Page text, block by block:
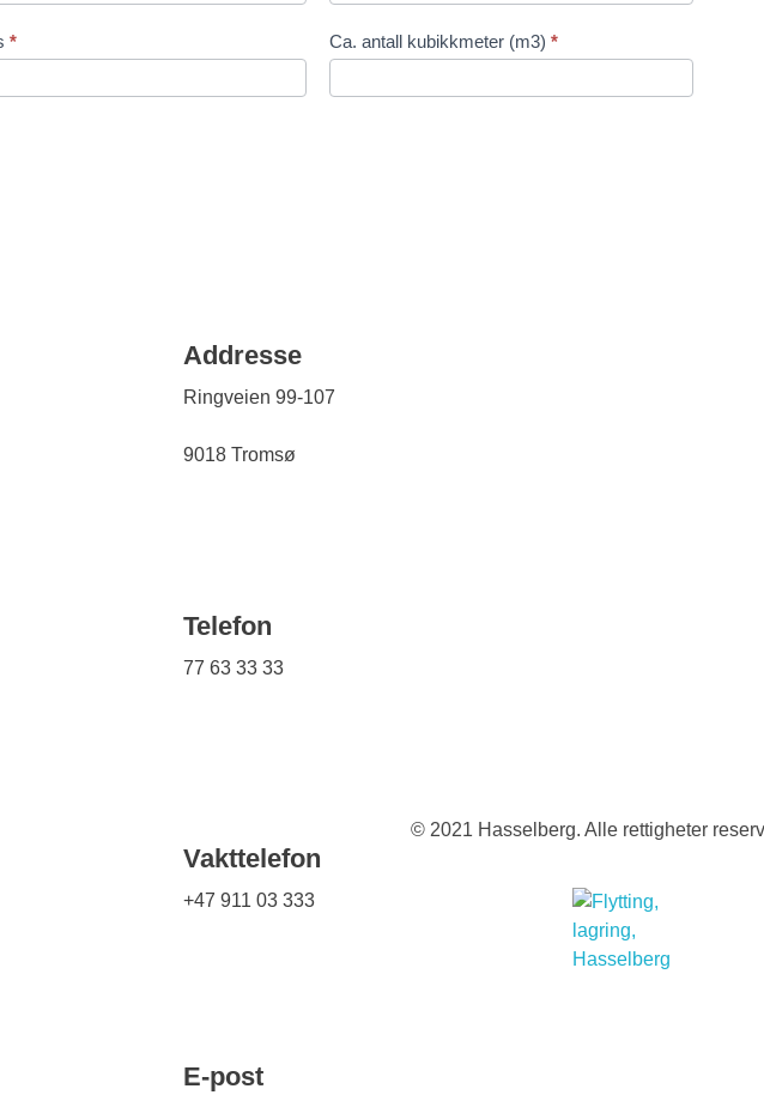
* Ca. antall kubikkmeter (m3) *
Addresse
Ringveien 99-107
9018 Tromsø
Telefon
77 63 33 33
Vakttelefon
+47 911 03 333
E-post
© 2021 Hasselberg. Alle rettigheter